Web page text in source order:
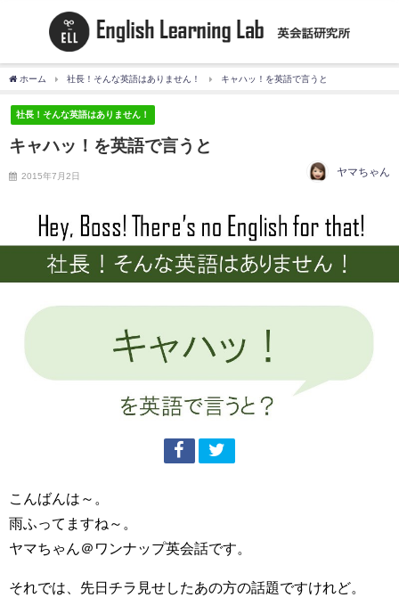
ホーム 社長！そんな英語はありません！ キャハッ！を英語で言うと
社長！そんな英語はありません！
キャハッ！を英語で言うと
2015年7月2日 ヤマちゃん
こんばんは～。
雨ふってますね～。
ヤマちゃん＠ワンナップ英会話です。
それでは、先日チラ見せしたあの方の話題ですけれど。